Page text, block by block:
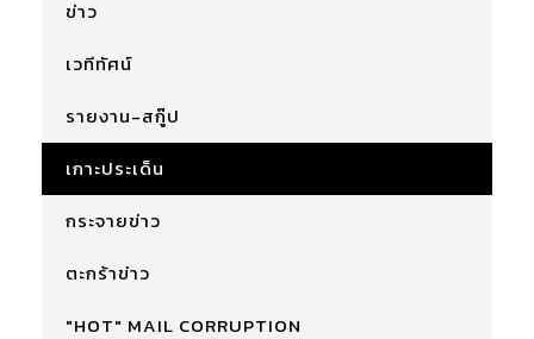
ข่าว
เวทีทัศน์
รายงาน-สกู๊ป
เกาะประเด็น
กระจายข่าว
ตะกร้าข่าว
"HOT" MAIL CORRUPTION